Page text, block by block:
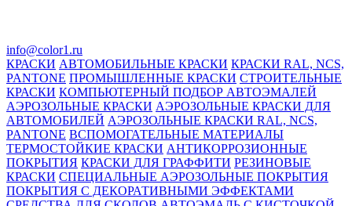
info@color1.ru
КРАСКИ АВТОМОБИЛЬНЫЕ КРАСКИ КРАСКИ RAL, NCS,
PANTONE ПРОМЫШЛЕННЫЕ КРАСКИ СТРОИТЕЛЬНЫЕ
КРАСКИ КОМПЬЮТЕРНЫЙ ПОДБОР АВТОЭМАЛЕЙ
АЭРОЗОЛЬНЫЕ КРАСКИ АЭРОЗОЛЬНЫЕ КРАСКИ ДЛЯ
АВТОМОБИЛЕЙ АЭРОЗОЛЬНЫЕ КРАСКИ RAL, NCS,
PANTONE ВСПОМОГАТЕЛЬНЫЕ МАТЕРИАЛЫ
ТЕРМОСТОЙКИЕ КРАСКИ АНТИКОРРОЗИОННЫЕ
ПОКРЫТИЯ КРАСКИ ДЛЯ ГРАФФИТИ РЕЗИНОВЫЕ
КРАСКИ СПЕЦИАЛЬНЫЕ АЭРОЗОЛЬНЫЕ ПОКРЫТИЯ
ПОКРЫТИЯ С ДЕКОРАТИВНЫМИ ЭФФЕКТАМИ